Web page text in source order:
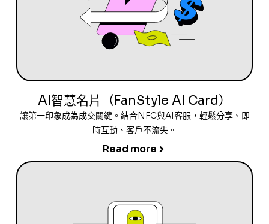
AI智慧名片（FanStyle AI Card）
讓第一印象成為成交關鍵。結合NFC與AI客服，輕鬆分享、即
時互動、客戶不流失。
Read more